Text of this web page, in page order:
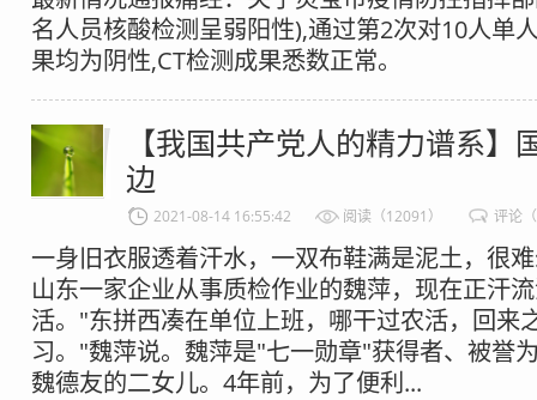
名人员核酸检测呈弱阳性),通过第2次对10人单
果均为阴性,CT检测成果悉数正常。​​​
【我国共产党人的精力谱系】
边
2021-08-14 16:55:42 阅读（12091） 评论
一身旧衣服透着汗水，一双布鞋满是泥土，很
山东一家企业从事质检作业的魏萍，现在正汗
活。"东拼西凑在单位上班，哪干过农活，回来
习。"魏萍说。魏萍是"七一勋章"获得者、被誉
魏德友的二女儿。4年前，为了便利...